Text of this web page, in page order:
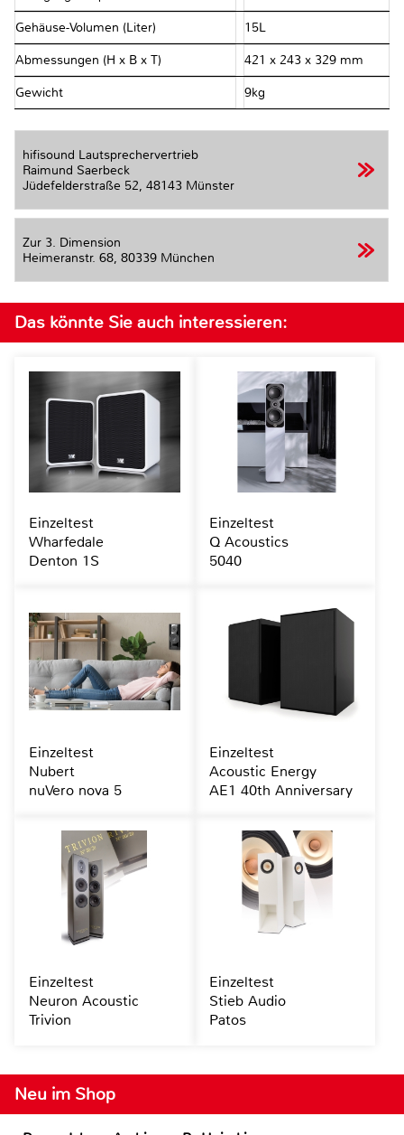
Gehäuse-Volumen (Liter) 15L
Abmessungen (H x B x T) 421 x 243 x 329 mm
Gewicht 9kg
hifisound Lautsprechervertrieb
Raimund Saerbeck
Jüdefelderstraße 52, 48143 Münster
Zur 3. Dimension
Heimeranstr. 68, 80339 München
Neu im Shop
Das könnte Sie auch interessieren:
Einzeltest
Wharfedale
Denton 1S
Einzeltest
Q Acoustics
5040
Einzeltest
Nubert
nuVero nova 5
Einzeltest
Acoustic Energy
AE1 40th Anniversary
Einzeltest
Neuron Acoustic
Trivion
Einzeltest
Stieb Audio
Patos